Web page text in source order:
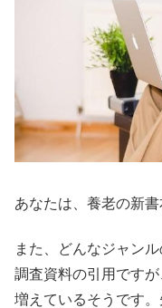
あなたは、養老の新
また、どんなジャン
調査資料の引用です
増えているそうです